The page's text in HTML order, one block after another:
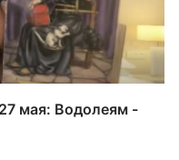
мая: Водолеям -